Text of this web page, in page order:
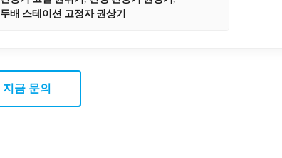
두배 스테이션 고정자 권상기
지금 문의